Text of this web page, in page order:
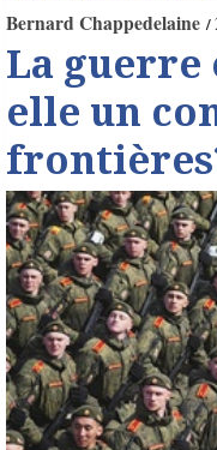
Bernard Chappedelaine
La guerre
elle un